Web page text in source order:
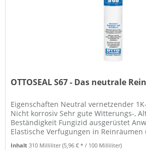
OTTOSEAL S67 - Das neutrale
Eigenschaften Neutral vernetzender
Nicht korrosiv Sehr gute Witterungs-,
Beständigkeit Fungizid ausgerüstet
Elastische Verfugungen in Reinräumen
Inhalt310 Milliliter(5,96 € * / 100 Milliliter)